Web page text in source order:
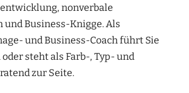
nonverbale
Business-Knigge. Als
und Business-Coach führt Sie
steht als Farb-, Typ- und
zur Seite.